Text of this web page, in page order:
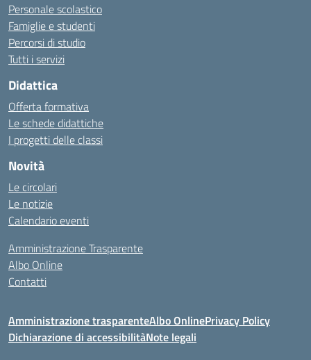
Personale scolastico
Famiglie e studenti
Percorsi di studio
Tutti i servizi
Didattica
Offerta formativa
Le schede didattiche
I progetti delle classi
Novità
Le circolari
Le notizie
Calendario eventi
Amministrazione Trasparente
Albo Online
Contatti
Amministrazione trasparenteAlbo OnlinePrivacy Policy
Dichiarazione di accessibilitàNote legali